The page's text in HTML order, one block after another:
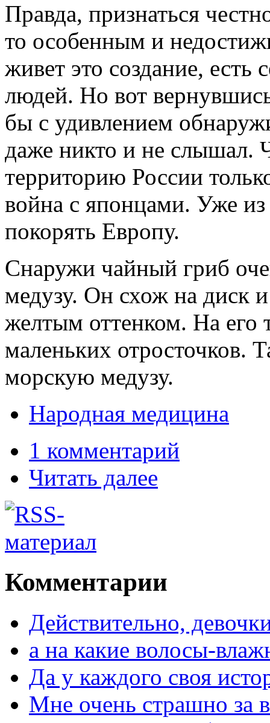
Правда, признаться
то особенным и
живет это создание,
людей. Но вот
бы с удивлением
даже никто и не слышал.
территорию России
война с японцами. Уже
покорять Европу.
Снаружи чайный гриб
медузу. Он схож на диск
желтым оттенком. На его
маленьких отросточков.
морскую медузу.
Народная медицина
1 комментарий
Читать далее
Комментарии
Действительно,
а на какие волосы-
Да у каждого своя
Мне очень страшно за